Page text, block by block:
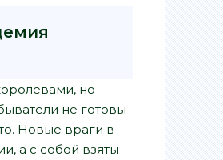
но
не готовы
Новые враги в
а с собой взяты